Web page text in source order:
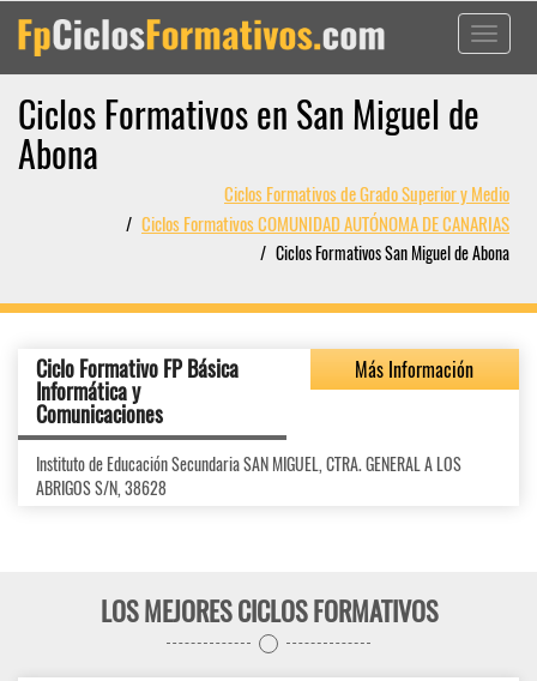
Toggle
Ciclos Formativos en San Miguel de
Abona
Ciclos Formativos de Grado Superior y Medio
Ciclos Formativos COMUNIDAD AUTÓNOMA DE CANARIAS
Ciclos Formativos San Miguel de Abona
Ciclo Formativo FP Básica
Informática y
Comunicaciones
Más Información
Instituto de Educación Secundaria SAN MIGUEL, CTRA. GENERAL A LOS
ABRIGOS S/N, 38628
LOS MEJORES CICLOS FORMATIVOS